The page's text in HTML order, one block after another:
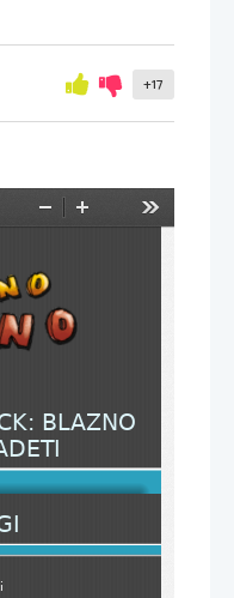
meni +17
Pomanjšaj
BLAZNO